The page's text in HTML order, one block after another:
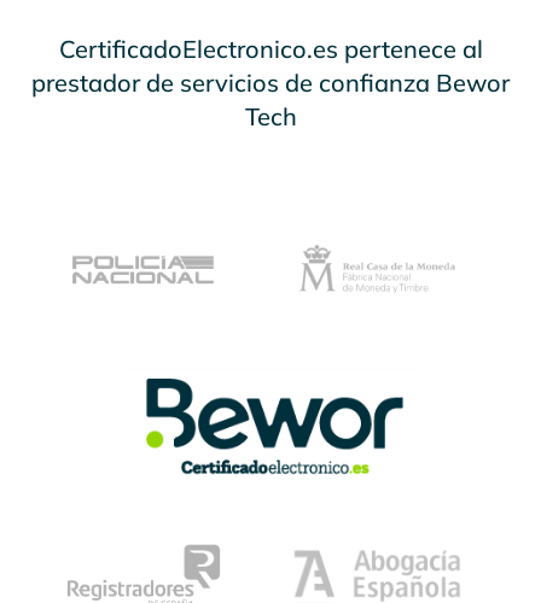
CertificadoElectronico.es pertenece al
prestador de servicios de confianza Bewor
Tech